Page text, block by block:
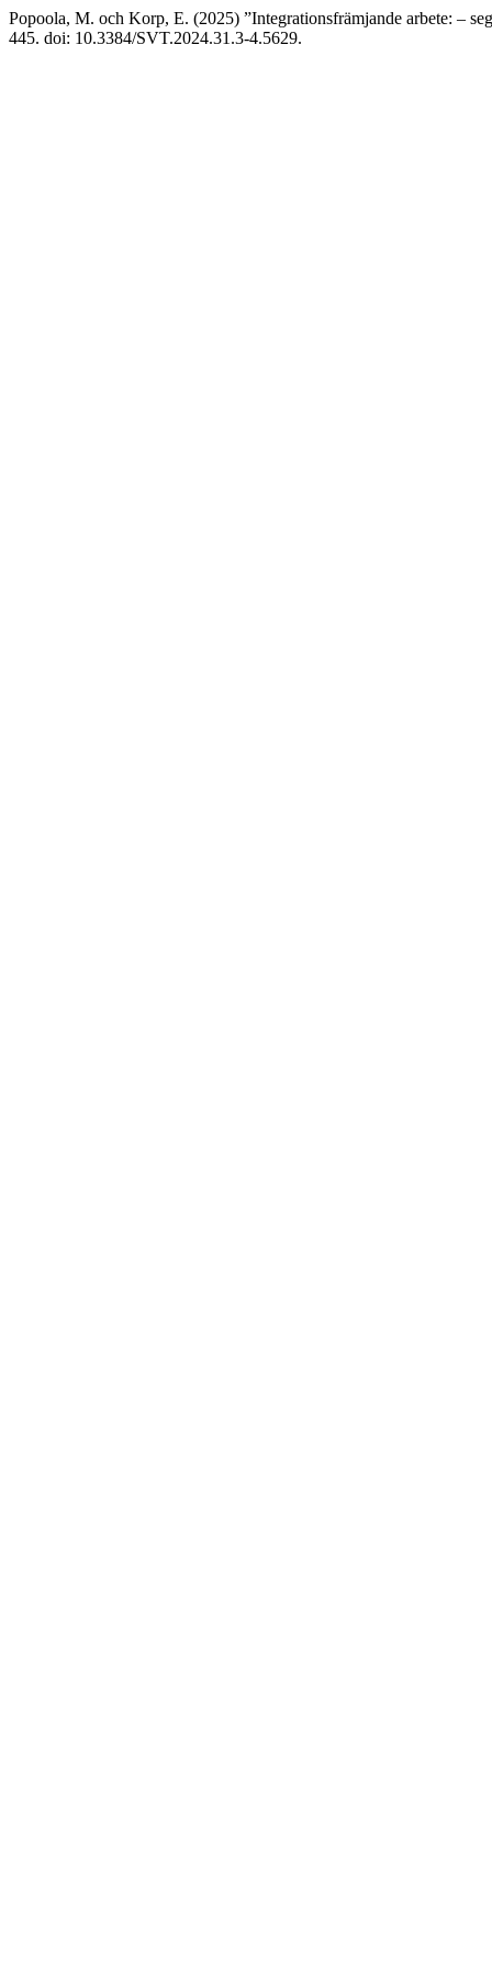
Popoola, M. och Korp, E. (2025) ”Integrationsfrämjande arbete: –
445. doi: 10.3384/SVT.2024.31.3-4.5629.